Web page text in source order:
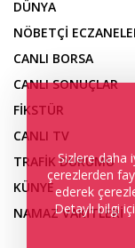
DÜNYA
NÖBETÇİ
CANLI BORSA
CANLI SONUÇLAR
FİKSTÜR
CANLI TV
TRAFİK DURUMU
KÜNYE
NAMAZ VAKİTLERİ
Sizlere daha
çerezlerden
ederek
Detaylı bilgi